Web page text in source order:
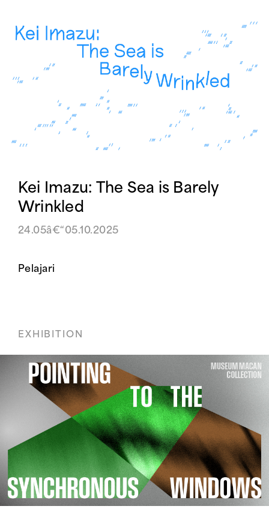
Kei Imazu: The Sea is Barely
Wrinkled
24.05â€“05.10.2025
Pelajari
EXHIBITION